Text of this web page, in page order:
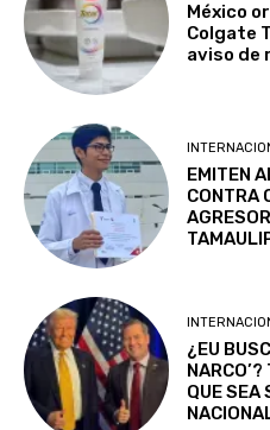
México
Colgate
aviso de
EMITEN
CONTRA
¿EU
QUE SEA